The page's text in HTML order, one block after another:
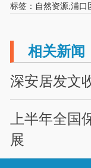
标签：自然资源;浦口
相关新闻
深安居发文
上半年全国
展